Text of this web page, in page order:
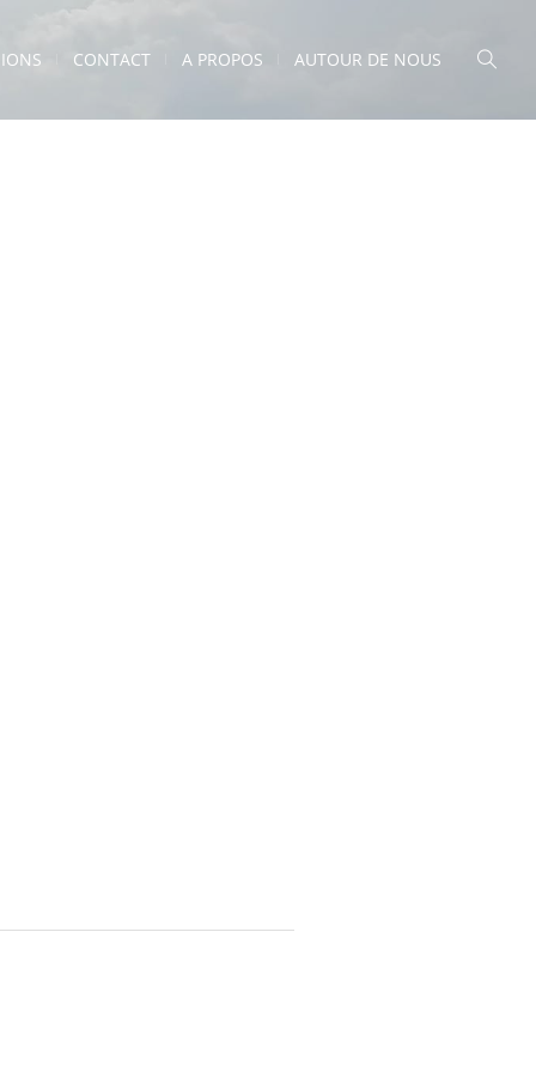
CONTACT A PROPOS AUTOUR DE NOUS